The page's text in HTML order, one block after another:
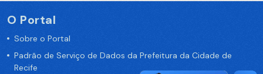
O Portal
Sobre o Portal
Padrão de Serviço de Dados da Prefeitura da Cidade de
Recife